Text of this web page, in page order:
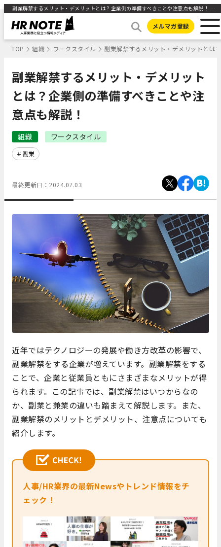
副業解禁するメリット・デメリットとは？企業側の準備すべきことや注意点も解説！ ｜ HR NOTE
メルマガ登録
TOP 組織 ワークスタイル 副業解禁するメリット・デメリットとは
副業解禁するメリット・デメリット
とは？企業側の準備すべきことや注
意点も解説！
組織 ワークスタイル
副業
最終更新日： 2024.07.03
近年ではテクノロジーの発展や働き方改革の影響で、
副業解禁をする企業が増えています。副業解禁をする
ことで、企業と従業員ともにさまざまなメリットが得
られます。この記事では、副業解禁はいつからなの
か、副業と兼業の違いも踏まえて解説します。また、
副業解禁のメリットとデメリット、注意点についても
紹介します。
人事/HR業界の最新Newsやトレンド情報をチ
ェック！